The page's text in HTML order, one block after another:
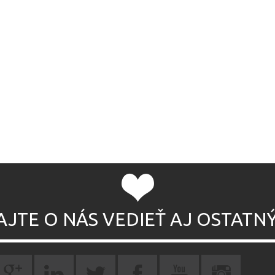
O NÁS VEDIEŤ AJ